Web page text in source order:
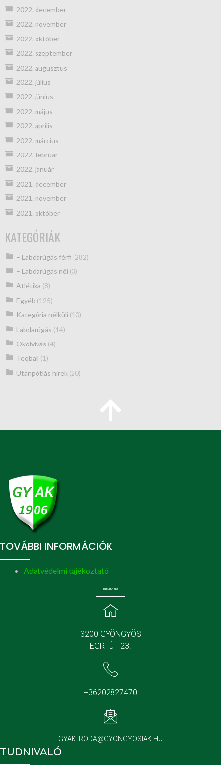
2022. december
2022. november
2022. október
2022. szeptember
2022. augusztus
2022. július
2022. június
2022. május
2022. április
2022. március
2022. február
2022. január
2021. december
2021. november
2021. október
KATEGÓRIÁK
– Labdarúgás férfi (282)
– Labdarúgás női(3)
Atlétika (8)
Egyéb (125)
Kategória nélküli(10)
Labdarúgás (14)
Ökölvívás (4)
Teqball (1)
Utánpótlás hírek (20)
TOVÁBBI INFORMÁCIÓK
Adatvédelmi tájékoztató
ELÉRHETŐSÉG
3200 GYÖNGYÖS
EGRI ÚT 23.
+36202827470
GYAK.IRODA@GYONGYOSIAK.HU
TUDNIVALÓ